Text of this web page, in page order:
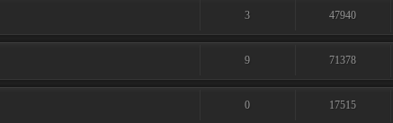
3 47940
9 71378
0 17515